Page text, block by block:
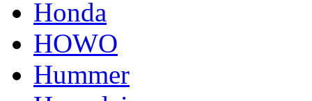
Honda
HOWO
Hummer